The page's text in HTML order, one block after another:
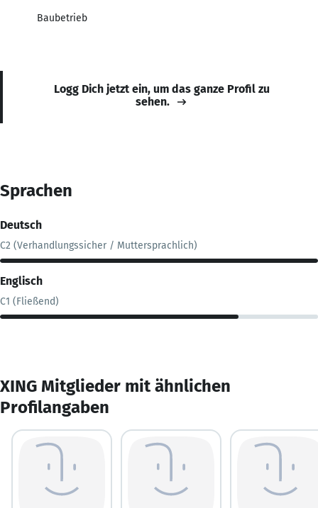
Baubetrieb
Logg Dich jetzt ein, um das ganze Profil zu
sehen.
Sprachen
Deutsch
C2 (Verhandlungssicher / Muttersprachlich)
Englisch
C1 (Fließend)
XING Mitglieder mit ähnlichen
Profilangaben